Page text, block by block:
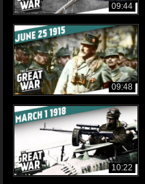
09:44
09:48
10:22